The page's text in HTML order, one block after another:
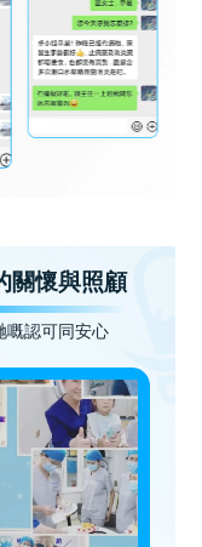
關懷與照顧
嘅認可同安心